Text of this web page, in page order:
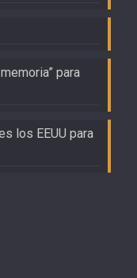
para
los EEUU para